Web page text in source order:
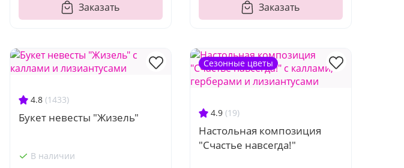
Заказать Заказать
4.8 (1433)
Букет невесты "Жизель"
В наличии
4.9 (19)
Настольная композиция
"Счастье навсегда!"
Сезонные цветы